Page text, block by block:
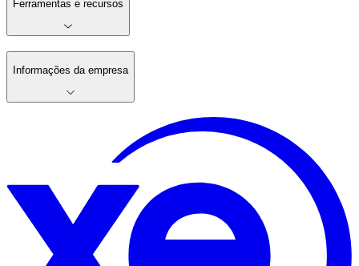
Ferramentas e recursos
Informações da empresa